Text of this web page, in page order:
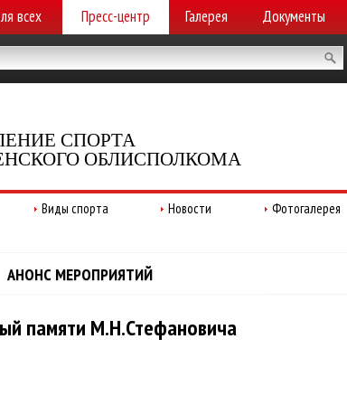
всех Пресс-центр Галерея Документы
СПОРТА
ОБЛИСПОЛКОМА
Виды спорта Новости Фотогалерея
АНОНС МЕРОПРИЯТИЙ
памяти М.Н.Стефановича